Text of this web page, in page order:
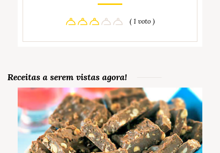
( 1 voto )
Receitas a serem vistas agora!